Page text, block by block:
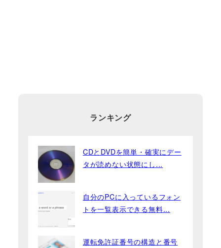
ランキング
CDとDVDを簡単・確実にデー
タが読めない状態にし...
自分のPCに入っているフォン
トを一覧表示できる無料...
運転免許証番号の構造と番号